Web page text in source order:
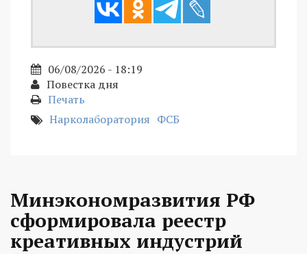
06/08/2026 - 18:19
Повестка дня
Печать
Нарколаборатория ФСБ
Минэкономразвития РФ
сформировала реестр
креативных индустрий